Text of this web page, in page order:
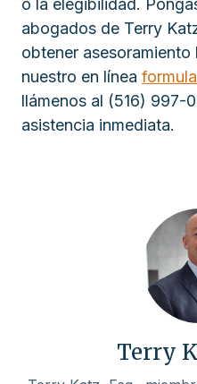
o la elegibilidad.
abogados de Terry
obtener
nuestro en línea
llámenos al (516) 997-
asistencia inmediata.
Terry